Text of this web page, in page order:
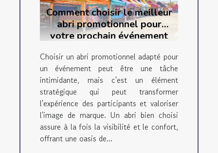
Comment choisir le meilleur
abri promotionnel pour
votre prochain événement
Choisir un abri promotionnel adapté pour
un événement peut être une tâche
intimidante, mais c'est un élément
stratégique qui peut transformer
l'expérience des participants et valoriser
l'image de marque. Un abri bien choisi
assure à la fois la visibilité et le confort,
offrant une oasis de...